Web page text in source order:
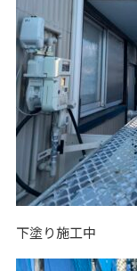
下塗り施工中